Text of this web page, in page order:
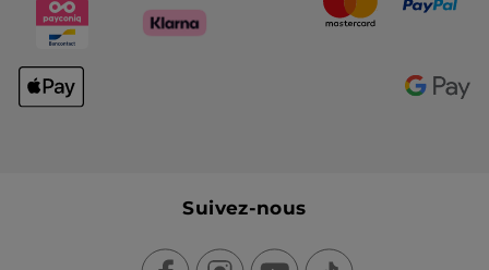
Suivez-nous